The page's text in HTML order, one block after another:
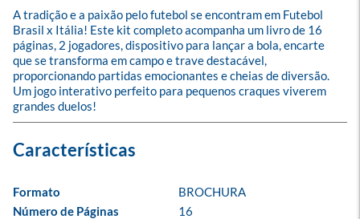
A tradição e a paixão pelo futebol se encontram em Futebol
Brasil x Itália! Este kit completo acompanha um livro de 16
páginas, 2 jogadores, dispositivo para lançar a bola, encarte
que se transforma em campo e trave destacável,
proporcionando partidas emocionantes e cheias de diversão.
Um jogo interativo perfeito para pequenos craques viverem
grandes duelos!
Formato
BROCHURA
Número de Páginas
16